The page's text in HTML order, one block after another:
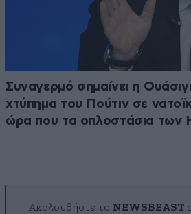
Συναγερμό σημαίνει η
χτύπημα του Πούτιν σε
ώρα που τα οπλοστάσια των
Ακολουθήστε το NEWSBEAST